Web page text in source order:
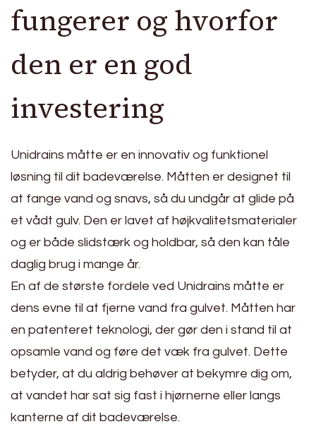
fungerer og hvorfor
den er en god
investering
Unidrains måtte er en innovativ og funktionel
løsning til dit badeværelse. Måtten er designet til
at fange vand og snavs, så du undgår at glide på
et vådt gulv. Den er lavet af højkvalitetsmaterialer
og er både slidstærk og holdbar, så den kan tåle
daglig brug i mange år.
En af de største fordele ved Unidrains måtte er
dens evne til at fjerne vand fra gulvet. Måtten har
en patenteret teknologi, der gør den i stand til at
opsamle vand og føre det væk fra gulvet. Dette
betyder, at du aldrig behøver at bekymre dig om,
at vandet har sat sig fast i hjørnerne eller langs
kanterne af dit badeværelse.